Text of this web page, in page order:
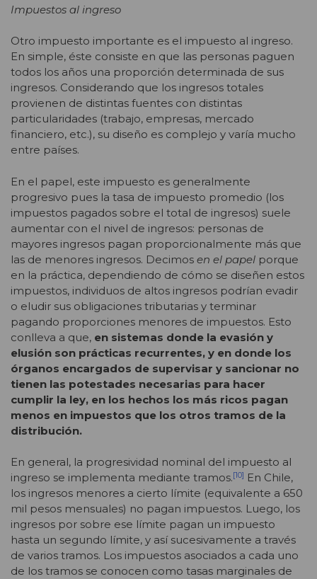
Impuestos al ingreso
Otro impuesto importante es el impuesto al ingreso.
En simple, éste consiste en que las personas paguen
todos los años una proporción determinada de sus
ingresos. Considerando que los ingresos totales
provienen de distintas fuentes con distintas
particularidades (trabajo, empresas, mercado
financiero, etc.), su diseño es complejo y varía mucho
entre países.
En el papel, este impuesto es generalmente
progresivo pues la tasa de impuesto promedio (los
impuestos pagados sobre el total de ingresos) suele
aumentar con el nivel de ingresos: personas de
mayores ingresos pagan proporcionalmente más que
las de menores ingresos. Decimos en el papel porque
en la práctica, dependiendo de cómo se diseñen estos
impuestos, individuos de altos ingresos podrían evadir
o eludir sus obligaciones tributarias y terminar
pagando proporciones menores de impuestos. Esto
conlleva a que, en sistemas donde la evasión y
elusión son prácticas recurrentes, y en donde los
órganos encargados de supervisar y sancionar no
tienen las potestades necesarias para hacer
cumplir la ley, en los hechos los más ricos pagan
menos en impuestos que los otros tramos de la
distribución.
En general, la progresividad nominal del impuesto al
ingreso se implementa mediante tramos.[10] En Chile,
los ingresos menores a cierto límite (equivalente a 650
mil pesos mensuales) no pagan impuestos. Luego, los
ingresos por sobre ese límite pagan un impuesto
hasta un segundo límite, y así sucesivamente a través
de varios tramos. Los impuestos asociados a cada uno
de los tramos se conocen como tasas marginales de